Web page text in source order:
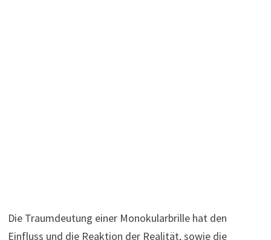
Die Traumdeutung einer Monokularbrille hat den
Einfluss und die Reaktion der Realität, sowie die